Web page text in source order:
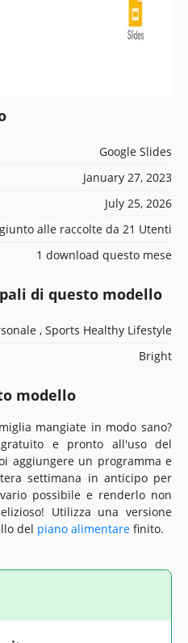
Google Slides
January 27, 2023
July 25, 2026
alle raccolte da 21 Utenti
1 download questo mese
di questo modello
, Sports Healthy Lifestyle
Bright
modello
mangiate in modo sano?
e pronto all'uso del
aggiungere un programma e
settimana in anticipo per
possibile e renderlo non
Utilizza una versione
del piano alimentare finito.